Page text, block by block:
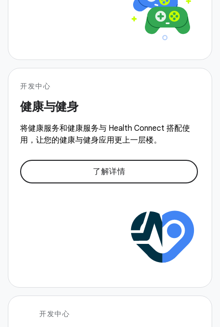
开发中心
健康与健身
将健康服务和健康服务与 Health Connect 搭配使
用，让您的健康与健身应用更上一层楼。
了解详情
开发中心